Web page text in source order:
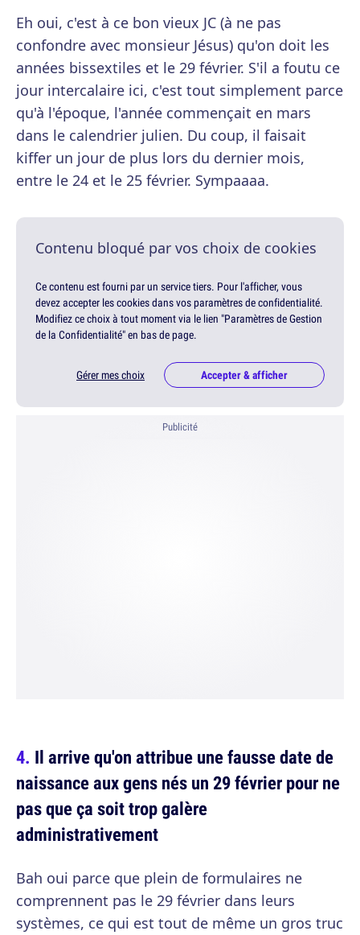
Eh oui, c'est à ce bon vieux JC (à ne pas
confondre avec monsieur Jésus) qu'on doit les
années bissextiles et le 29 février. S'il a foutu ce
jour intercalaire ici, c'est tout simplement parce
qu'à l'époque, l'année commençait en mars
dans le calendrier julien. Du coup, il faisait
kiffer un jour de plus lors du dernier mois,
entre le 24 et le 25 février. Sympaaaa.
Contenu bloqué par vos choix de cookies
Ce contenu est fourni par un service tiers. Pour l'afficher, vous
devez accepter les cookies dans vos paramètres de confidentialité.
Modifiez ce choix à tout moment via le lien "Paramètres de Gestion
de la Confidentialité" en bas de page.
Gérer mes choix Accepter & afficher
Publicité
Il arrive qu'on attribue une fausse date de
naissance aux gens nés un 29 février pour ne
pas que ça soit trop galère
administrativement
Bah oui parce que plein de formulaires ne
comprennent pas le 29 février dans leurs
systèmes, ce qui est tout de même un gros truc